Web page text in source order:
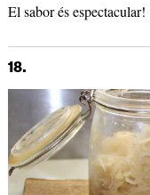
El sabor és espectacular!
18.